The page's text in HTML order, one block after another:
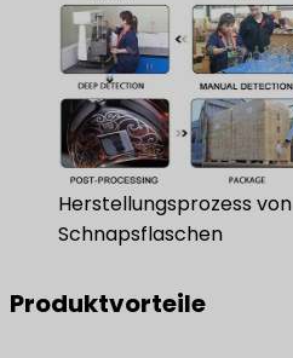
Herstellungsprozess von
Schnapsflaschen
Produktvorteile